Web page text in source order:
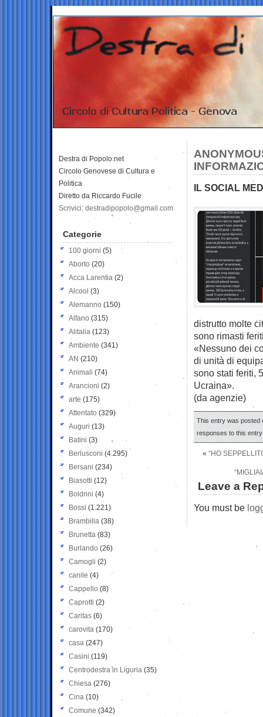
IL SOCIAL
distrutto molte
sono rimasti
«Nessuno dei
di unità di
sono stati feriti,
Ucraina».
(da agenzie)
This entry was posted
responses to this
« “HO
Leave a
You must be
Destra di Popolo.net
Circolo Genovese di Cultura e
Politica
Diretto da Riccardo Fucile
Scrivici: destradipopolo@gmail.com
Categorie
100 giorni (5)
Aborto (20)
Acca Larentia (2)
Alcool (3)
Alemanno (150)
Alfano (315)
Alitalia (123)
Ambiente (341)
AN (210)
Animali (74)
Arancioni (2)
arte (175)
Attentato (329)
Auguri (13)
Batini (3)
Berlusconi (4.295)
Bersani (234)
Biasotti (12)
Boldrini (4)
Bossi (1.221)
Brambilla (38)
Brunetta (83)
Burlando (26)
Camogli (2)
canile (4)
Cappello (8)
Caprotti (2)
Caritas (6)
carovita (170)
casa (247)
Casini (119)
Centrodestra in Liguria (35)
Chiesa (276)
Cina (10)
Comune (342)